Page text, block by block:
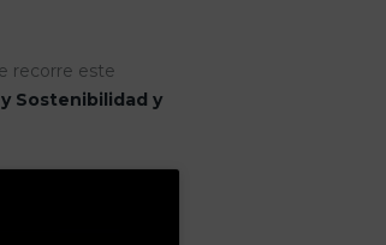
recorre este
Sostenibilidad y